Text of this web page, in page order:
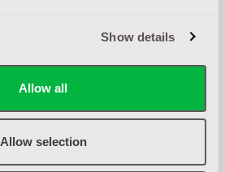
Show details
Allow all
Allow selection
HOOGWERKERS